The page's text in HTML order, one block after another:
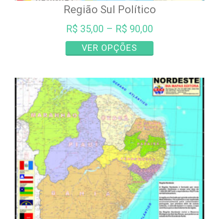
Região Sul Político
R$ 35,00 – R$ 90,00
VER OPÇÕES
produto
várias
variantes.
As
opções
podem
ser
escolhidas
na
página
do
produto